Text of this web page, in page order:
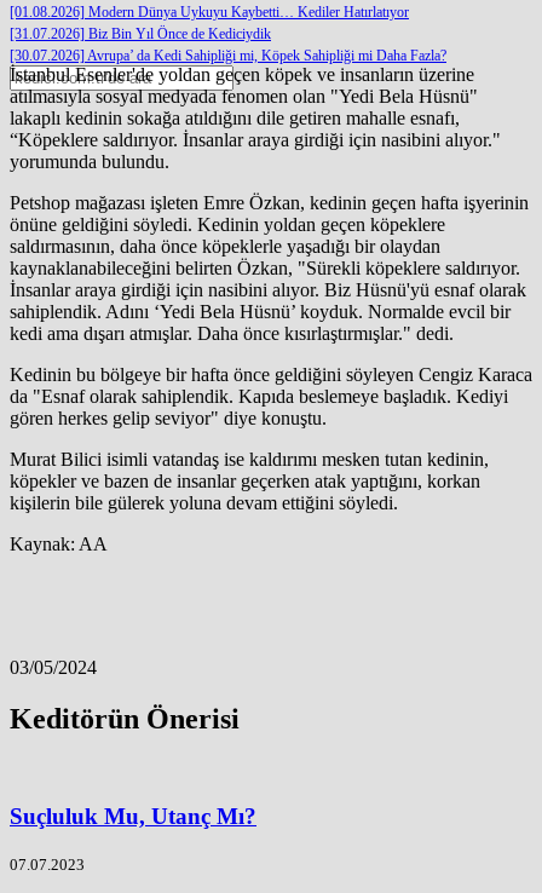
[01.08.2026] Modern Dünya Uykuyu Kaybetti… Kediler Hatırlatıyor
[31.07.2026] Biz Bin Yıl Önce de Kediciydik
[30.07.2026] Avrupa’ da Kedi Sahipliği mi, Köpek Sahipliği mi Daha Fazla?
İstanbul Esenler'de yoldan geçen köpek ve insanların üzerine
atılmasıyla sosyal medyada fenomen olan "Yedi Bela Hüsnü"
lakaplı kedinin sokağa atıldığını dile getiren mahalle esnafı,
“Köpeklere saldırıyor. İnsanlar araya girdiği için nasibini alıyor."
yorumunda bulundu.
Petshop mağazası işleten Emre Özkan, kedinin geçen hafta işyerinin
önüne geldiğini söyledi. Kedinin yoldan geçen köpeklere
saldırmasının, daha önce köpeklerle yaşadığı bir olaydan
kaynaklanabileceğini belirten Özkan, "Sürekli köpeklere saldırıyor.
İnsanlar araya girdiği için nasibini alıyor. Biz Hüsnü'yü esnaf olarak
sahiplendik. Adını ‘Yedi Bela Hüsnü’ koyduk. Normalde evcil bir
kedi ama dışarı atmışlar. Daha önce kısırlaştırmışlar." dedi.
Kedinin bu bölgeye bir hafta önce geldiğini söyleyen Cengiz Karaca
da "Esnaf olarak sahiplendik. Kapıda beslemeye başladık. Kediyi
gören herkes gelip seviyor" diye konuştu.
Murat Bilici isimli vatandaş ise kaldırımı mesken tutan kedinin,
köpekler ve bazen de insanlar geçerken atak yaptığını, korkan
kişilerin bile gülerek yoluna devam ettiğini söyledi.
Kaynak: AA
03/05/2024
Keditörün Önerisi
Suçluluk Mu, Utanç Mı?
07.07.2023